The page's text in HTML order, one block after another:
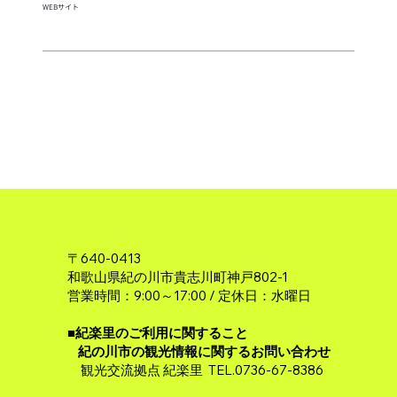
WEBサイト
〒640-0413
和歌山県紀の川市貴志川町神戸802-1
営業時間：9:00～17:00 / 定休日：水曜日
■紀楽里のご利用に関すること
紀の川市の観光情報に関するお問い合わせ
観光交流拠点 紀楽里 TEL.0736-67-8386